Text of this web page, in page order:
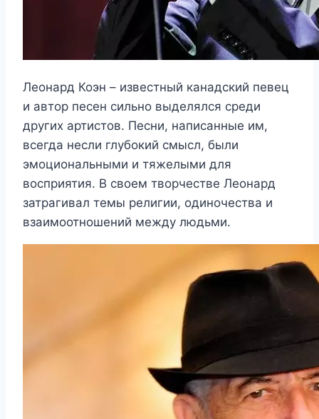
Леонард Коэн – известный канадский певец
и автор песен сильно выделялся среди
других артистов. Песни, написанные им,
всегда несли глубокий смысл, были
эмоциональными и тяжелыми для
восприятия. В своем творчестве Леонард
затрагивал темы религии, одиночества и
взаимоотношений между людьми.